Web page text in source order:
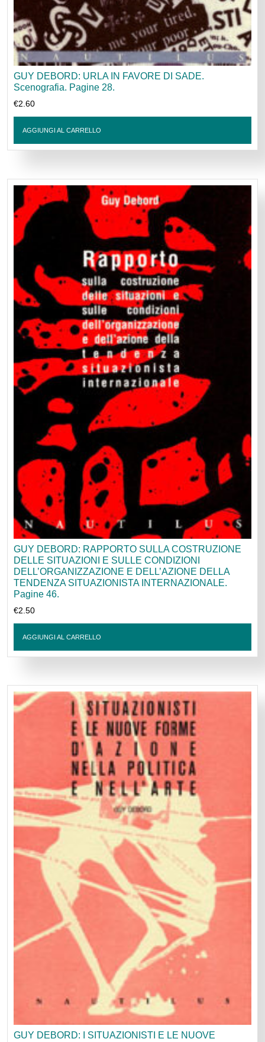
GUY DEBORD: URLA IN FAVORE DI SADE.
Scenografia. Pagine 28.
€2.60
AGGIUNGI AL CARRELLO
GUY DEBORD: RAPPORTO SULLA COSTRUZIONE
DELLE SITUAZIONI E SULLE CONDIZIONI
DELL’ORGANIZZAZIONE E DELL’AZIONE DELLA
TENDENZA SITUAZIONISTA INTERNAZIONALE.
Pagine 46.
€2.50
AGGIUNGI AL CARRELLO
GUY DEBORD: I SITUAZIONISTI E LE NUOVE